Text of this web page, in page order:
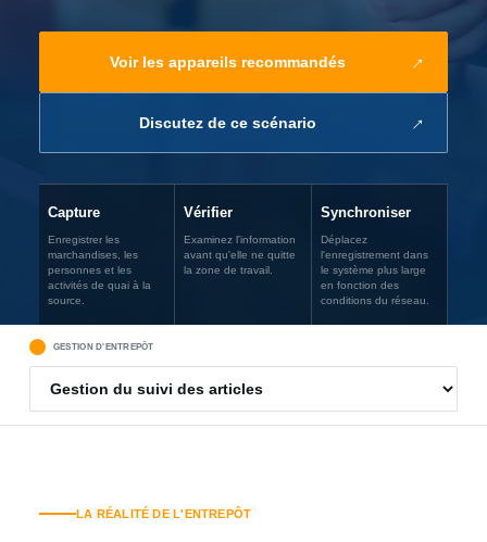
Voir les appareils recommandés
Discutez de ce scénario
Capture
Enregistrer les
marchandises, les
personnes et les
activités de quai à la
source.
Vérifier
Examinez l'information
avant qu'elle ne quitte
la zone de travail.
Synchroniser
Déplacez
l'enregistrement dans
le système plus large
en fonction des
conditions du réseau.
GESTION D'ENTREPÔT
LA RÉALITÉ DE L'ENTREPÔT